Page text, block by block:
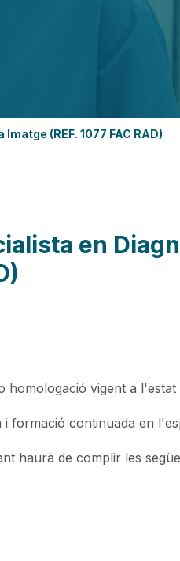
(REF. 1077 FAC RAD)
en
homologació vigent a
formació continuada en
haurà de complir les